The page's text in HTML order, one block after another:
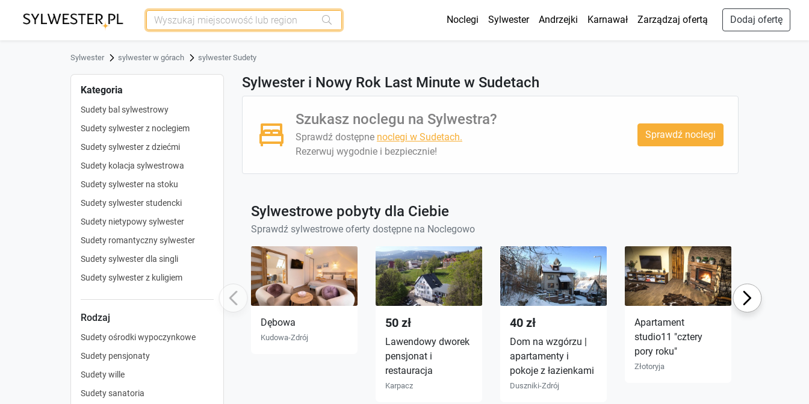
Noclegi Sylwester Andrzejki Karnawał Zarządzaj ofertą Dodaj ofertę
Sylwester sylwester w górach sylwester Sudety
Kategoria
Sudety bal sylwestrowy
Sudety sylwester z noclegiem
Sudety sylwester z dziećmi
Sudety kolacja sylwestrowa
Sudety sylwester na stoku
Sudety sylwester studencki
Sudety nietypowy sylwester
Sudety romantyczny sylwester
Sudety sylwester dla singli
Sudety sylwester z kuligiem
Rodzaj
Sudety ośrodki wypoczynkowe
Sudety pensjonaty
Sudety wille
Sudety sanatoria
Sylwester i Nowy Rok Last Minute w Sudetach
Szukasz noclegu na Sylwestra?
Sprawdź dostępne noclegi w Sudetach.
Rezerwuj wygodnie i bezpiecznie!
Sprawdź noclegi
Sylwestrowe pobyty dla Ciebie
Sprawdź sylwestrowe oferty dostępne na Noclegowo
Previous
Dębowa
Kudowa-Zdrój
50 zł
Lawendowy dworek
pensjonat i
restauracja
Karpacz
40 zł
Dom na wzgórzu |
apartamenty i
pokoje z łazienkami
Duszniki-Zdrój
Apartament
studio11 "cztery
pory roku"
Złotoryja
Next